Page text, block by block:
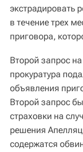
экстрадировать
в течение трех
приговора,
Второй запрос
прокуратура
объявления
Второй запрос
страховки на
решения
содержатся